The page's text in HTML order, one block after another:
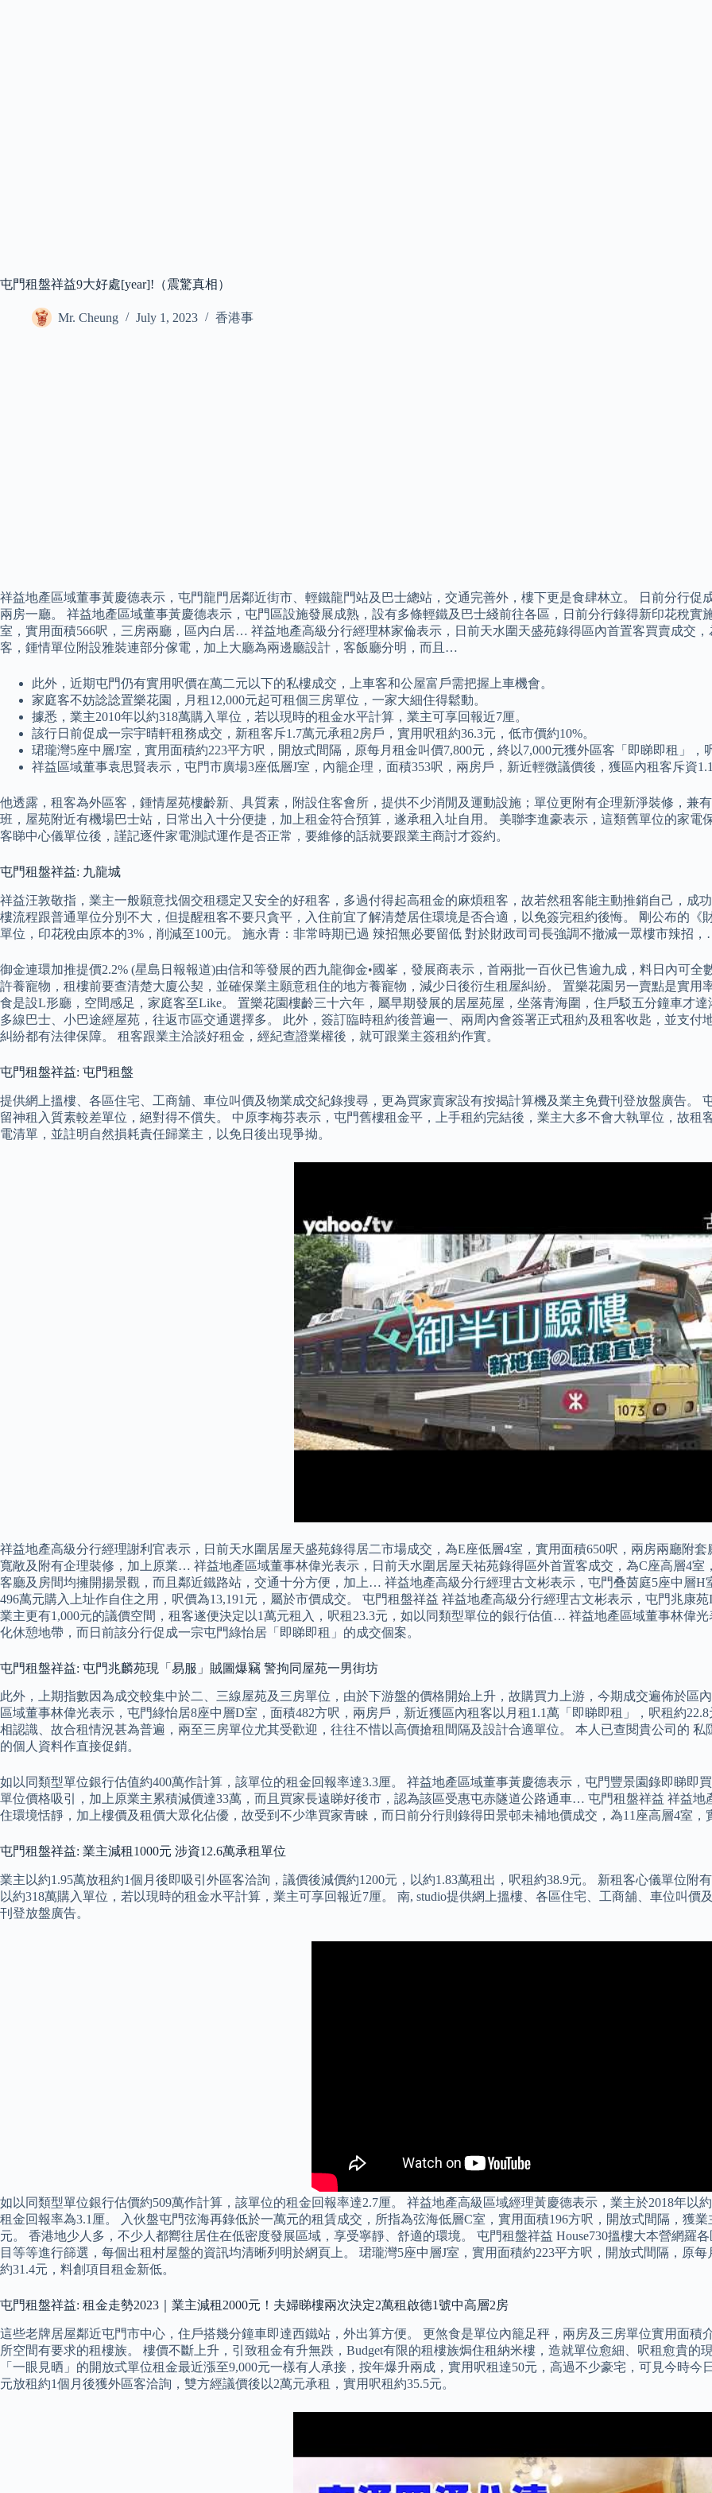
屯門租盤祥益9大好處[year]!（震驚真相）
Mr. Cheung July 1, 2023 香港事
祥益地產區域董事黃慶德表示，屯門龍門居鄰近街市、輕鐵龍門站及巴士總站，交通完善外，樓下更是食肆林立。 日前分行促
兩房一廳。 祥益地產區域董事黃慶德表示，屯門區設施發展成熟，設有多條輕鐵及巴士綫前往各區，日前分行錄得新印花稅
室，實用面積566呎，三房兩廳，區內白居… 祥益地產高級分行經理林家倫表示，日前天水圍天盛苑錄得區內首置客買賣成交
客，鍾情單位附設雅裝連部分傢電，加上大廳為兩邊廳設計，客飯廳分明，而且…
此外，近期屯門仍有實用呎價在萬二元以下的私樓成交，上車客和公屋富戶需把握上車機會。
家庭客不妨諗諗置樂花園，月租12,000元起可租個三房單位，一家大細住得鬆動。
據悉，業主2010年以約318萬購入單位，若以現時的租金水平計算，業主可享回報近7厘。
該行日前促成一宗宇晴軒租務成交，新租客斥1.7萬元承租2房戶，實用呎租約36.3元，低市價約10%。
珺瓏灣5座中層J室，實用面積約223平方呎，開放式間隔，原每月租金叫價7,800元，終以7,000元獲外區客「即睇即租」，
祥益區域董事袁思賢表示，屯門市廣場3座低層J室，內籠企理，面積353呎，兩房戶，新近輕微議價後，獲區內租客斥資
他透露，租客為外區客，鍾情屋苑樓齡新、具質素，附設住客會所，提供不少消閒及運動設施；單位更附有企理新淨裝修，兼
班，屋苑附近有機場巴士站，日常出入十分便捷，加上租金符合預算，遂承租入址自用。 美聯李進豪表示，這類舊單位的家
客睇中心儀單位後，謹記逐件家電測試運作是否正常，要維修的話就要跟業主商討才簽約。
屯門租盤祥益: 九龍城
祥益汪敦敬指，業主一般願意找個交租穩定又安全的好租客，多過付得起高租金的麻煩租客，故若然租客能主動推銷自己，成
樓流程跟普通單位分別不大，但提醒租客不要只貪平，入住前宜了解清楚居住環境是否合適，以免簽完租約後悔。 剛公布的《
單位，印花稅由原本的3%，削減至100元。 施永青：非常時期已過 辣招無必要留低 對於財政司司長強調不撤減一眾樓市辣招
御金連環加推提價2.2% (星島日報報道)由信和等發展的西九龍御金•國峯，發展商表示，首兩批一百伙已售逾九成，料日內可
許養寵物，租樓前要查清楚大廈公契，並確保業主願意租住的地方養寵物，減少日後衍生租屋糾紛。 置樂花園另一賣點是實用
食是設L形廳，空間感足，家庭客至Like。 置樂花園樓齡三十六年，屬早期發展的居屋苑屋，坐落青海圍，住戶駁五分鐘車才
多線巴士、小巴途經屋苑，往返市區交通選擇多。 此外，簽訂臨時租約後普遍一、兩周內會簽署正式租約及租客收匙，並支
糾紛都有法律保障。 租客跟業主洽談好租金，經紀查證業權後，就可跟業主簽租約作實。
屯門租盤祥益: 屯門租盤
提供網上搵樓、各區住宅、工商舖、車位叫價及物業成交紀錄搜尋，更為買家賣家設有按揭計算機及業主免費刊登放盤廣告。
留神租入質素較差單位，絕對得不償失。 中原李梅芬表示，屯門舊樓租金平，上手租約完結後，業主大多不會大執單位，故
電清單，並註明自然損耗責任歸業主，以免日後出現爭拗。
祥益地產高級分行經理謝利官表示，日前天水圍居屋天盛苑錄得居二市場成交，為E座低層4室，實用面積650呎，兩房兩廳附
寬敞及附有企理裝修，加上原業… 祥益地產區域董事林偉光表示，日前天水圍居屋天祐苑錄得區外首置客成交，為C座高層4
客廳及房間均擁開揚景觀，而且鄰近鐵路站，交通十分方便，加上… 祥益地產高級分行經理古文彬表示，屯門叠茵庭5座中層
496萬元購入上址作自住之用，呎價為13,191元，屬於市價成交。 屯門租盤祥益 祥益地產高級分行經理古文彬表示，屯門兆康
業主更有1,000元的議價空間，租客遂便決定以1萬元租入，呎租23.3元，如以同類型單位的銀行估值… 祥益地產區域董事林偉
化休憩地帶，而日前該分行促成一宗屯門綠怡居「即睇即租」的成交個案。
屯門租盤祥益: 屯門兆麟苑現「易服」賊圖爆竊 警拘同屋苑一男街坊
此外，上期指數因為成交較集中於二、三線屋苑及三房單位，由於下游盤的價格開始上升，故購買力上游，今期成交遍佈於區
區域董事林偉光表示，屯門綠怡居8座中層D室，面積482方呎，兩房戶，新近獲區內租客以月租1.1萬「即睇即租」，呎租約
相認識、故合租情況甚為普遍，兩至三房單位尤其受歡迎，往往不惜以高價搶租間隔及設計合適單位。 本人已查閱貴公司的
的個人資料作直接促銷。
如以同類型單位銀行估值約400萬作計算，該單位的租金回報率達3.3厘。 祥益地產區域董事黃慶德表示，屯門豐景園錄即睇即
單位價格吸引，加上原業主累積減價達33萬，而且買家長遠睇好後市，認為該區受惠屯赤隧道公路通車… 屯門租盤祥益 祥益
住環境恬靜，加上樓價及租價大眾化佔優，故受到不少準買家青睞，而日前分行則錄得田景邨未補地價成交，為11座高層4室
屯門租盤祥益: 業主減租1000元 涉資12.6萬承租單位
業主以約1.95萬放租約1個月後即吸引外區客洽詢，議價後減價約1200元，以約1.83萬租出，呎租約38.9元。 新租客心儀單位附
以約318萬購入單位，若以現時的租金水平計算，業主可享回報近7厘。 南, studio提供網上搵樓、各區住宅、工商舖、車位叫
刊登放盤廣告。
如以同類型單位銀行估價約509萬作計算，該單位的租金回報率達2.7厘。 祥益地產高級區域經理黃慶德表示，業主於2018年以
租金回報率為3.1厘。 入伙盤屯門弦海再錄低於一萬元的租賃成交，所指為弦海低層C室，實用面積196方呎，開放式間隔，獲
元。 香港地少人多，不少人都嚮往居住在低密度發展區域，享受寧靜、舒適的環境。 屯門租盤祥益 House730搵樓大本營網羅
目等等進行篩選，每個出租村屋盤的資訊均清晰列明於網頁上。 珺瓏灣5座中層J室，實用面積約223平方呎，開放式間隔，原
約31.4元，料創項目租金新低。
屯門租盤祥益: 租金走勢2023｜業主減租2000元！夫婦睇樓兩次決定2萬租啟德1號中高層2房
這些老牌居屋鄰近屯門市中心，住戶搭幾分鐘車即達西鐵站，外出算方便。 更煞食是單位內籠足秤，兩房及三房單位實用面積
所空間有要求的租樓族。 樓價不斷上升，引致租金有升無跌，Budget有限的租樓族焗住租納米樓，造就單位愈細、呎租愈貴
「一眼見晒」的開放式單位租金最近漲至9,000元一樣有人承接，按年爆升兩成，實用呎租達50元，高過不少豪宅，可見今時
元放租約1個月後獲外區客洽詢，雙方經議價後以2萬元承租，實用呎租約35.5元。